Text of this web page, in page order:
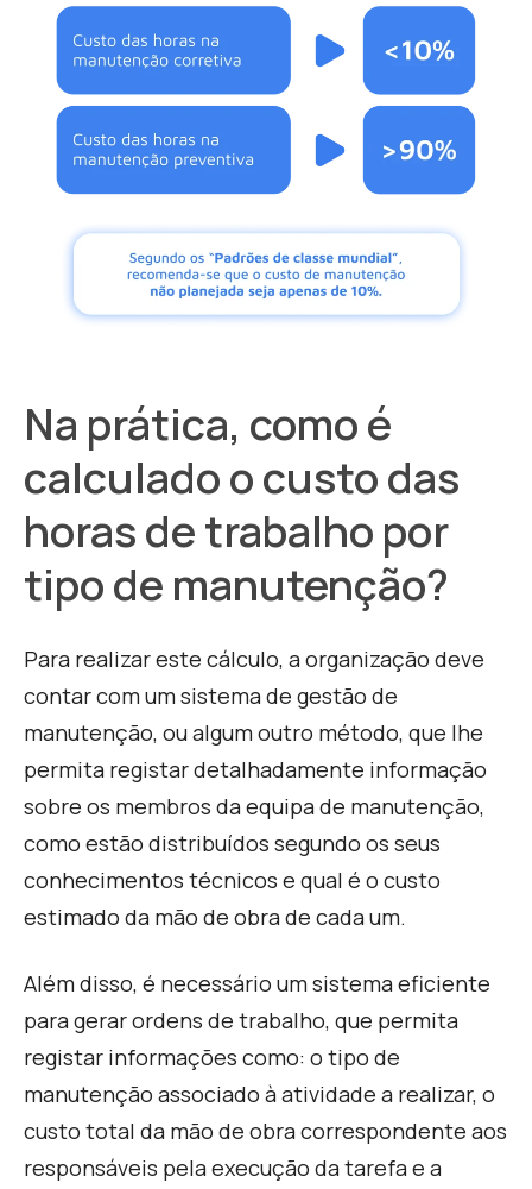
Na prática, como é
calculado o custo das
horas de trabalho por
tipo de manutenção?
Para realizar este cálculo, a organização deve
contar com um sistema de gestão de
manutenção, ou algum outro método, que lhe
permita registar detalhadamente informação
sobre os membros da equipa de manutenção,
como estão distribuídos segundo os seus
conhecimentos técnicos e qual é o custo
estimado da mão de obra de cada um.
Além disso, é necessário um sistema eficiente
para gerar ordens de trabalho, que permita
registar informações como: o tipo de
manutenção associado à atividade a realizar, o
custo total da mão de obra correspondente aos
responsáveis pela execução da tarefa e a